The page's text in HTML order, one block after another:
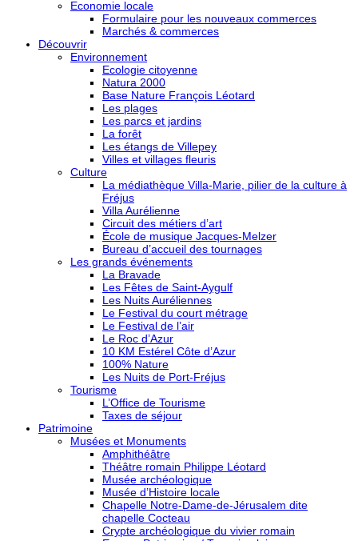
Economie locale
Formulaire pour les nouveaux commerces
Marchés & commerces
Découvrir
Environnement
Ecologie citoyenne
Natura 2000
Base Nature François Léotard
Les plages
Les parcs et jardins
La forêt
Les étangs de Villepey
Villes et villages fleuris
Culture
La médiathèque Villa-Marie, pilier de la culture à
Fréjus
Villa Aurélienne
Circuit des métiers d’art
École de musique Jacques-Melzer
Bureau d’accueil des tournages
Les grands événements
La Bravade
Les Fêtes de Saint-Aygulf
Les Nuits Auréliennes
Le Festival du court métrage
Le Festival de l’air
Le Roc d’Azur
10 KM Estérel Côte d’Azur
100% Nature
Les Nuits de Port-Fréjus
Tourisme
L’Office de Tourisme
Taxes de séjour
Patrimoine
Musées et Monuments
Amphithéâtre
Théâtre romain Philippe Léotard
Musée archéologique
Musée d’Histoire locale
Chapelle Notre-Dame-de-Jérusalem dite
chapelle Cocteau
Crypte archéologique du vivier romain